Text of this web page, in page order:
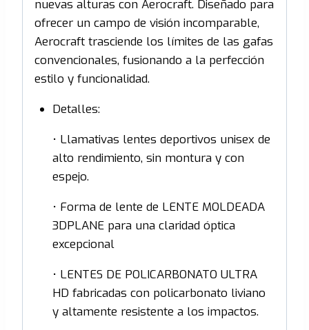
nuevas alturas con Aerocraft. Diseñado para
ofrecer un campo de visión incomparable,
Aerocraft trasciende los límites de las gafas
convencionales, fusionando a la perfección
estilo y funcionalidad.
Detalles:
• Llamativas lentes deportivos unisex de
alto rendimiento, sin montura y con
espejo.
• Forma de lente de LENTE MOLDEADA
3DPLANE para una claridad óptica
excepcional
• LENTES DE POLICARBONATO ULTRA
HD fabricadas con policarbonato liviano
y altamente resistente a los impactos.